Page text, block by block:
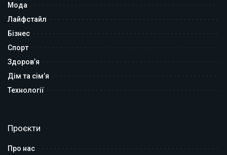
Мода
Лайфстайл
Бізнес
Спорт
Здоров’я
Дім та сім’я
Технології
Проєкти
Про нас